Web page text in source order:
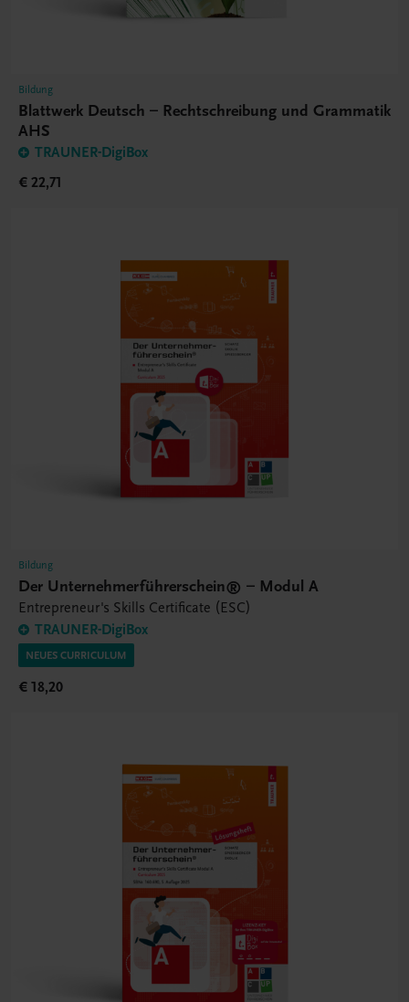
Bildung
Blattwerk Deutsch – Rechtschreibung und Grammatik
AHS
TRAUNER-DigiBox
€ 22,71
Bildung
Der Unternehmerführerschein® – Modul A
Entrepreneur's Skills Certificate (ESC)
TRAUNER-DigiBox
NEUES CURRICULUM
€ 18,20